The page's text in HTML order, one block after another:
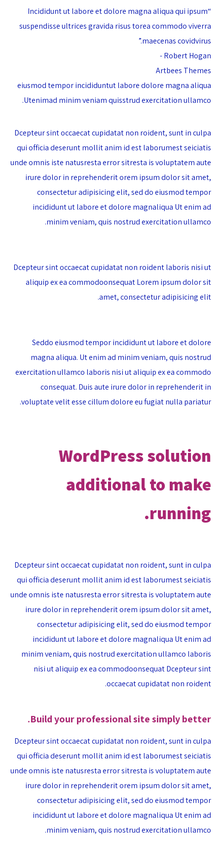
“Incididunt ut labore et dolore magna aliqua qui ipsum
suspendisse ultrices gravida risus torea commodo viverra
maecenas covidvirus.”
Robert Hogan -
Artbees Themes
eiusmod tempor incididuntut labore dolore magna aliqua
Utenimad minim veniam quisstrud exercitation ullamco.
Dcepteur sint occaecat cupidatat non roident, sunt in culpa
qui officia deserunt mollit anim id est laborumest seiciatis
unde omnis iste natusresta error sitresta is voluptatem aute
irure dolor in reprehenderit orem ipsum dolor sit amet,
consectetur adipisicing elit, sed do eiusmod tempor
incididunt ut labore et dolore magnaliqua Ut enim ad
minim veniam, quis nostrud exercitation ullamco.
Dcepteur sint occaecat cupidatat non roident laboris nisi ut
aliquip ex ea commodoonsequat Lorem ipsum dolor sit
amet, consectetur adipisicing elit.
Seddo eiusmod tempor incididunt ut labore et dolore
magna aliqua. Ut enim ad minim veniam, quis nostrud
exercitation ullamco laboris nisi ut aliquip ex ea commodo
consequat. Duis aute irure dolor in reprehenderit in
voluptate velit esse cillum dolore eu fugiat nulla pariatur.
WordPress solution
additional to make
running.
Dcepteur sint occaecat cupidatat non roident, sunt in culpa
qui officia deserunt mollit anim id est laborumest seiciatis
unde omnis iste natusresta error sitresta is voluptatem aute
irure dolor in reprehenderit orem ipsum dolor sit amet,
consectetur adipisicing elit, sed do eiusmod tempor
incididunt ut labore et dolore magnaliqua Ut enim ad
minim veniam, quis nostrud exercitation ullamco laboris
nisi ut aliquip ex ea commodoonsequat Dcepteur sint
occaecat cupidatat non roident.
Build your professional site simply better.
Dcepteur sint occaecat cupidatat non roident, sunt in culpa
qui officia deserunt mollit anim id est laborumest seiciatis
unde omnis iste natusresta error sitresta is voluptatem aute
irure dolor in reprehenderit orem ipsum dolor sit amet,
consectetur adipisicing elit, sed do eiusmod tempor
incididunt ut labore et dolore magnaliqua Ut enim ad
minim veniam, quis nostrud exercitation ullamco.